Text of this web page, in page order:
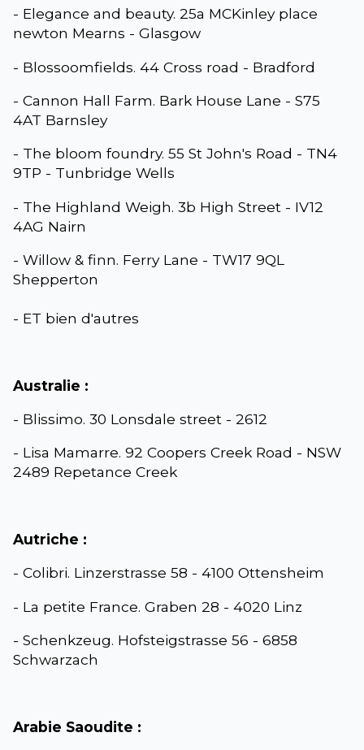
- Elegance and beauty. 25a MCKinley place
newton Mearns - Glasgow
- Blossoomfields. 44 Cross road - Bradford
- Cannon Hall Farm. Bark House Lane - S75
4AT Barnsley
- The bloom foundry. 55 St John's Road - TN4
9TP - Tunbridge Wells
- The Highland Weigh. 3b High Street - IV12
4AG Nairn
- Willow & finn. Ferry Lane - TW17 9QL
Shepperton
- ET bien d'autres
Australie :
- Blissimo. 30 Lonsdale street - 2612
- Lisa Mamarre. 92 Coopers Creek Road - NSW
2489 Repetance Creek
Autriche :
- Colibri. Linzerstrasse 58 - 4100 Ottensheim
- La petite France. Graben 28 - 4020 Linz
- Schenkzeug. Hofsteigstrasse 56 - 6858
Schwarzach
Arabie Saoudite :